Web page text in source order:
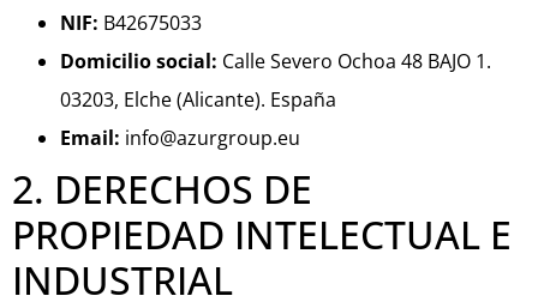
NIF: B42675033
Domicilio social: Calle Severo Ochoa 48 BAJO 1.
03203, Elche (Alicante). España
Email: info@azurgroup.eu
2. DERECHOS DE
PROPIEDAD INTELECTUAL E
INDUSTRIAL